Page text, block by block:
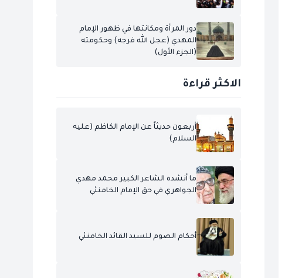
دور المرأة ومكانتها في ظهور الإمام
المهدي (عجل الله فرجه) وحكومته
(الجزء الأول)
الاكثر قراءة
أربعون حديثاً عن الإمام الكاظم (عليه
السلام)
ما أنشده الشاعر الكبير محمد مهدي
الجواهري في حق الإمام الخامنئي
أحكام الصوم للسيد القائد الخامنئي